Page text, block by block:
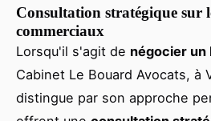
Consultation stratégique sur
commerciaux
Lorsqu'il s'agit de négocier un
Cabinet Le Bouard Avocats, à
distingue par son approche